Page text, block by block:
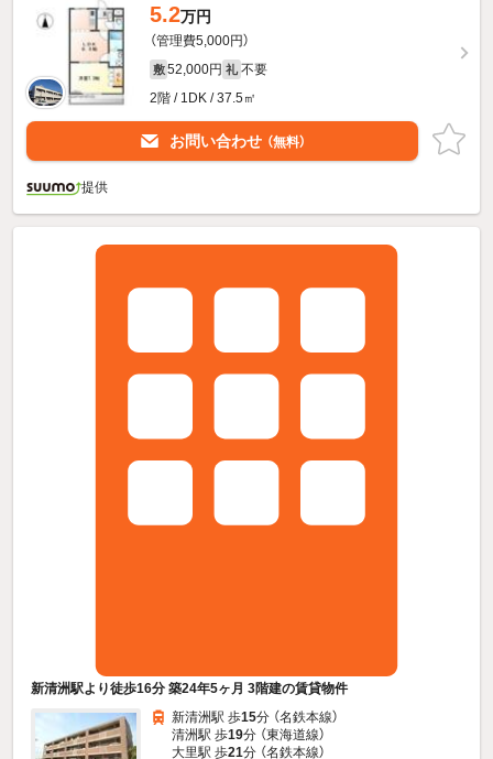
5.2万円
（管理費5,000円）
敷 52,000円 礼 不要
2階 / 1DK / 37.5㎡
お問い合わせ （無料）
提供
新清洲駅より徒歩16分 築24年5ヶ月 3階建の賃貸物件
新清洲駅 歩15分 （名鉄本線）
清洲駅 歩19分 （東海道線）
大里駅 歩21分 （名鉄本線）